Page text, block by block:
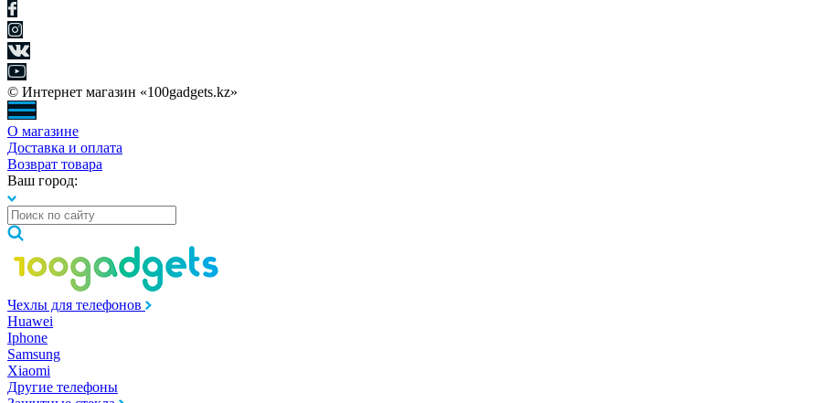
© Интернет магазин «100gadgets.kz»
О магазине
Доставка и оплата
Возврат товара
Ваш город:
Чехлы для телефонов
Huawei
Iphone
Samsung
Xiaomi
Другие телефоны